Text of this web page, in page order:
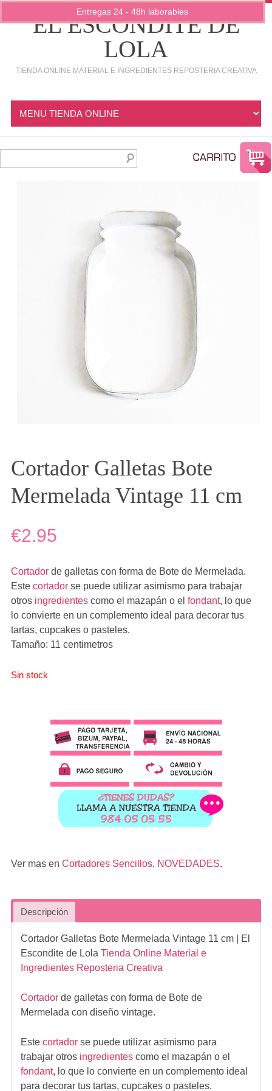
EL ESCONDITE DE
LOLA
TIENDA ONLINE MATERIAL E INGREDIENTES REPOSTERIA CREATIVA
Cortador Galletas Bote
Mermelada Vintage 11 cm
€2.95
Cortadorde galletas con forma de Bote de Mermelada.
Este cortadorse puede utilizar asimismo para trabajar
otros ingredientescomo el mazapán o el fondant, lo que
lo convierte en un complemento ideal para decorar tus
tartas, cupcakes o pasteles.
Tamaño: 11 centimetros
Sin stock
Ver mas en Cortadores Sencillos, NOVEDADES.
Descripción
Cortador Galletas Bote Mermelada Vintage 11 cm| El
Escondite de Lola Tienda Online Material e
Ingredientes Reposteria Creativa
Cortadorde galletas con forma de Bote de
Mermelada con diseño vintage.
Este cortadorse puede utilizar asimismo para
trabajar otros ingredientescomo el mazapán o el
fondant, lo que lo convierte en un complemento ideal
para decorar tus tartas, cupcakes o pasteles.
Entregas 24 - 48h laborables